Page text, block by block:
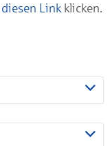
diesen Linkklicken.